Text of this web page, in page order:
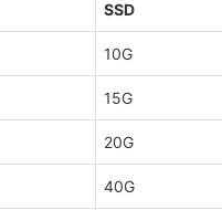
SSD
10G
15G
20G
40G